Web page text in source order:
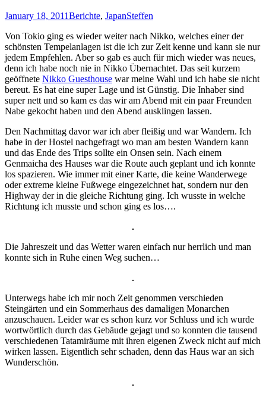
January 18, 2011Berichte, JapanSteffen
Von Tokio ging es wieder weiter nach Nikko, welches einer der
schönsten Tempelanlagen ist die ich zur Zeit kenne und kann sie nur
jedem Empfehlen. Aber so gab es auch für mich wieder was neues,
denn ich habe noch nie in Nikko Übernachtet. Das seit kurzem
geöffnete Nikko Guesthouse war meine Wahl und ich habe sie nicht
bereut. Es hat eine super Lage und ist Günstig. Die Inhaber sind
super nett und so kam es das wir am Abend mit ein paar Freunden
Nabe gekocht haben und den Abend ausklingen lassen.
Den Nachmittag davor war ich aber fleißig und war Wandern. Ich
habe in der Hostel nachgefragt wo man am besten Wandern kann
und das Ende des Trips sollte ein Onsen sein. Nach einem
Genmaicha des Hauses war die Route auch geplant und ich konnte
los spazieren. Wie immer mit einer Karte, die keine Wanderwege
oder extreme kleine Fußwege eingezeichnet hat, sondern nur den
Highway der in die gleiche Richtung ging. Ich wusste in welche
Richtung ich musste und schon ging es los….
Die Jahreszeit und das Wetter waren einfach nur herrlich und man
konnte sich in Ruhe einen Weg suchen…
Unterwegs habe ich mir noch Zeit genommen verschieden
Steingärten und ein Sommerhaus des damaligen Monarchen
anzuschauen. Leider war es schon kurz vor Schluss und ich wurde
wortwörtlich durch das Gebäude gejagt und so konnten die tausend
verschiedenen Tatamiräume mit ihren eigenen Zweck nicht auf mich
wirken lassen. Eigentlich sehr schaden, denn das Haus war an sich
Wunderschön.